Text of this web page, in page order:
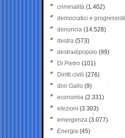
criminalità (1.402)
democratici e progressisti
denuncia (14.528)
destra (573)
destradipopolo (99)
Di Pietro (101)
Diritti civili (276)
don Gallo (9)
economia (2.331)
elezioni (3.303)
emergenza (3.077)
Energia (45)